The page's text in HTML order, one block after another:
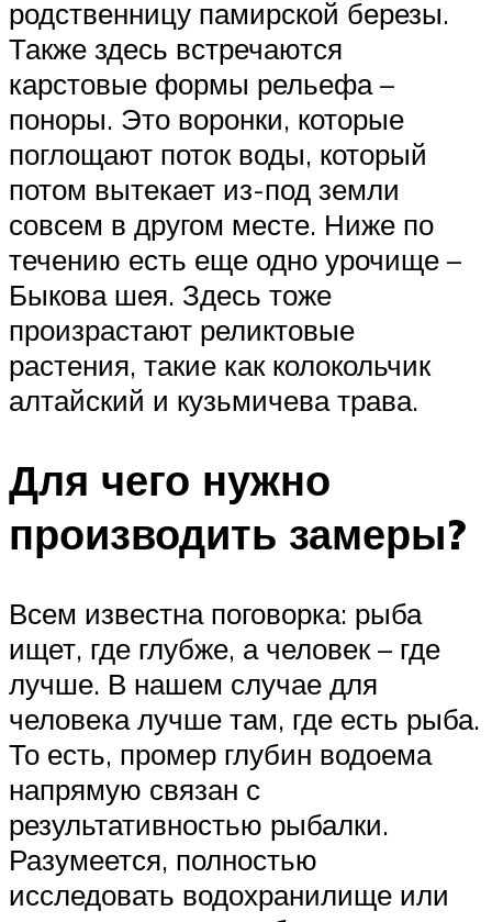
родственницу памирской березы.
Также здесь встречаются
карстовые формы рельефа –
поноры. Это воронки, которые
поглощают поток воды, который
потом вытекает из-под земли
совсем в другом месте. Ниже по
течению есть еще одно урочище –
Быкова шея. Здесь тоже
произрастают реликтовые
растения, такие как колокольчик
алтайский и кузьмичева трава.
Для чего нужно
производить замеры?
Всем известна поговорка: рыба
ищет, где глубже, а человек – где
лучше. В нашем случае для
человека лучше там, где есть рыба.
То есть, промер глубин водоема
напрямую связан с
результативностью рыбалки.
Разумеется, полностью
исследовать водохранилище или